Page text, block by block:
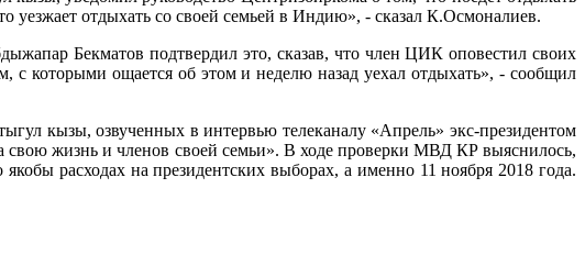
уезжает отдыхать со своей семьей в Индию», - сказал К.Осмоналиев.
Бекматов подтвердил это, сказав, что член ЦИК оповестил своих
с которыми ощается об этом и неделю назад уехал отдыхать», - сообщил
кызы, озвученных в интервью телеканалу «Апрель» экс-президентом
свою жизнь и членов своей семьи». В ходе проверки МВД КР выяснилось,
расходах на президентских выборах, а именно 11 ноября 2018 года.